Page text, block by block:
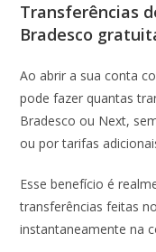
Transferências
Bradesco
Ao abrir a sua conta
pode fazer quantas
Bradesco ou Next,
ou por tarifas
Esse benefício é
transferências feitas
instantaneamente na